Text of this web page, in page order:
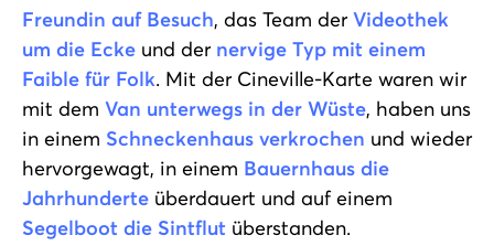
Freundin auf Besuch, das Team der Videothek
um die Ecke und der nervige Typ mit einem
Faible für Folk. Mit der Cineville-Karte waren wir
mit dem Van unterwegs in der Wüste, haben uns
in einem Schneckenhaus verkrochen und wieder
hervorgewagt, in einem Bauernhaus die
Jahrhunderte überdauert und auf einem
Segelboot die Sintflut überstanden.